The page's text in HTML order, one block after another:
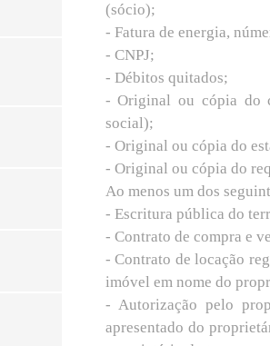
(sócio);
- Fatura de energia,
- CNPJ;
- Débitos quitados;
- Original ou cópia do
social);
- Original ou cópia do
- Original ou cópia do
Ao menos um dos
- Escritura pública do
- Contrato de compra e
- Contrato de locação
imóvel em nome do
- Autorização pelo
apresentado do